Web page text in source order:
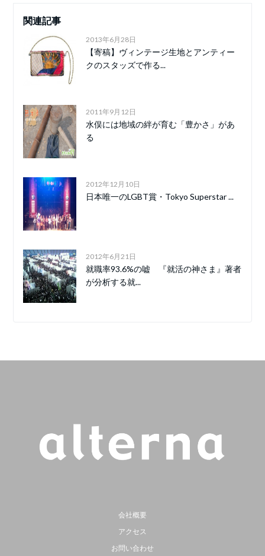
関連記事
2013年6月28日
【寄稿】ヴィンテージ生地とアンティー
クのスタッズで作る...
2011年9月12日
水俣には地域の絆が育む「豊かさ」があ
る
2012年12月10日
日本唯一のLGBT賞・Tokyo Superstar ...
2012年6月21日
就職率93.6%の嘘 『就活の神さま』著者
が分析する就...
会社概要
アクセス
お問い合わせ